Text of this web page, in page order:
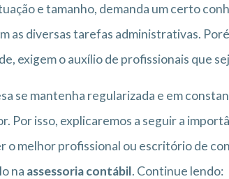
e tamanho, demanda um certo
as diversas tarefas administrativas.
exigem o auxílio de profissionais que
se mantenha regularizada e em
Por isso, explicaremos a seguir a
o melhor profissional ou escritório de
na assessoria contábil. Continue lendo: